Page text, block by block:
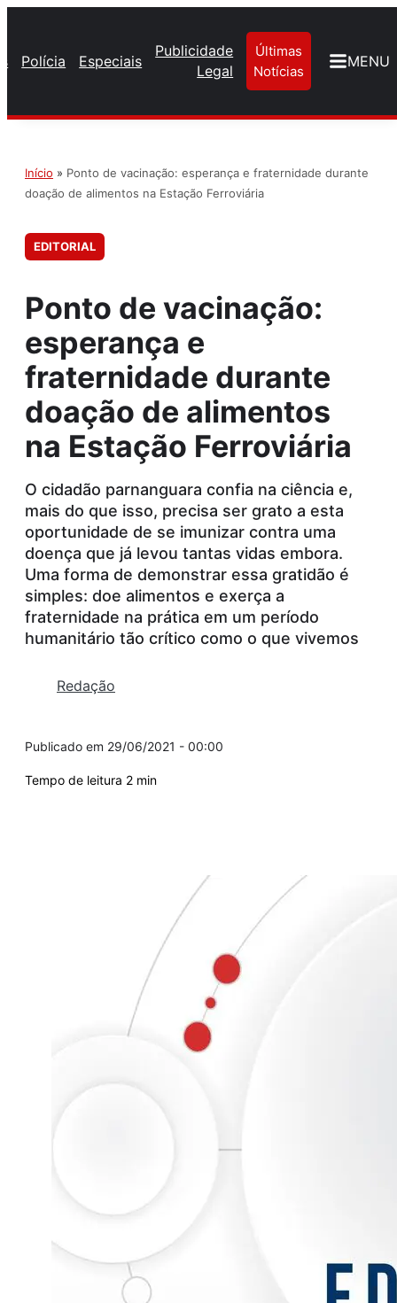
Polícia Especiais
Publicidade
Legal
Últimas
Notícias
MENU
Início » Ponto de vacinação: esperança e fraternidade durante
doação de alimentos na Estação Ferroviária
EDITORIAL
Ponto de vacinação:
esperança e
fraternidade durante
doação de alimentos
na Estação Ferroviária
O cidadão parnanguara confia na ciência e,
mais do que isso, precisa ser grato a esta
oportunidade de se imunizar contra uma
doença que já levou tantas vidas embora.
Uma forma de demonstrar essa gratidão é
simples: doe alimentos e exerça a
fraternidade na prática em um período
humanitário tão crítico como o que vivemos
Redação
29/06/2021 - 00:00